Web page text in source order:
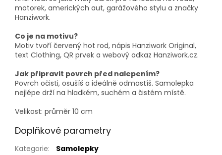
motorek, amerických aut, garážového stylu a značky
Hanziwork.
Co je na motivu?
Motiv tvoří červený hot rod, nápis Hanziwork Original,
text Clothing, QR prvek a webový odkaz Hanziwork.cz.
Jak připravit povrch před nalepením?
Povrch očisti, osušíš a ideálně odmastíš. Samolepka
nejlépe drží na hladkém, suchém a čistém místě.
Velikost: průměr 10 cm
Doplňkové parametry
Kategorie:
Samolepky